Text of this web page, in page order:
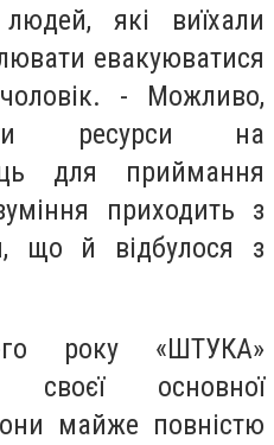
які виїхали
евакуюватися
- Можливо,
ресурси на
для приймання
приходить з
що й відбулося з
року «ШТУКА»
своєї основної
майже повністю